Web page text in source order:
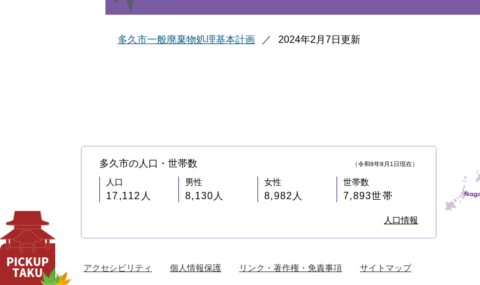
多久市一般廃棄物処理基本計画 2024年2月7日更新
多久市の人口・世帯数 （令和8年8月1日現在）
人口
17,112人
男性
8,130人
女性
8,982人
世帯数
7,893世帯
人口情報
アクセシビリティ 個人情報保護 リンク・著作権・免責事項 サイトマップ